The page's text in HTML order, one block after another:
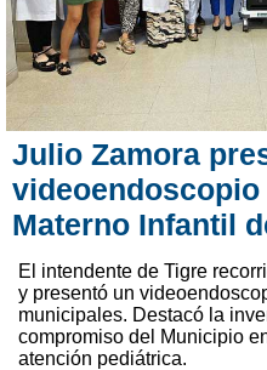
Julio Zamora
Materno Infantil
El intendente de Tigre
y presentó un
municipales. Destacó la
compromiso del Municipio
atención pediátrica.